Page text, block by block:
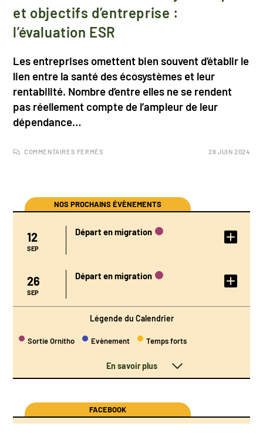
et objectifs d’entreprise :
l’évaluation ESR
Les entreprises omettent bien souvent d’établir le
lien entre la santé des écosystèmes et leur
rentabilité. Nombre d’entre elles ne se rendent
pas réellement compte de l’ampleur de leur
dépendance…
COMMENTAIRES FERMÉS 28 JUIN 2024
NOS PROCHAINS ÉVÈNEMENTS
12
SEP
Départ en migration
DÉTAIL DE
L'ÉVÉNEMENT
26
SEP
Départ en migration
DÉTAIL DE
L'ÉVÉNEMENT
Légende du Calendrier
Sortie Ornitho Evènement Temps forts
En savoir plus
FACEBOOK